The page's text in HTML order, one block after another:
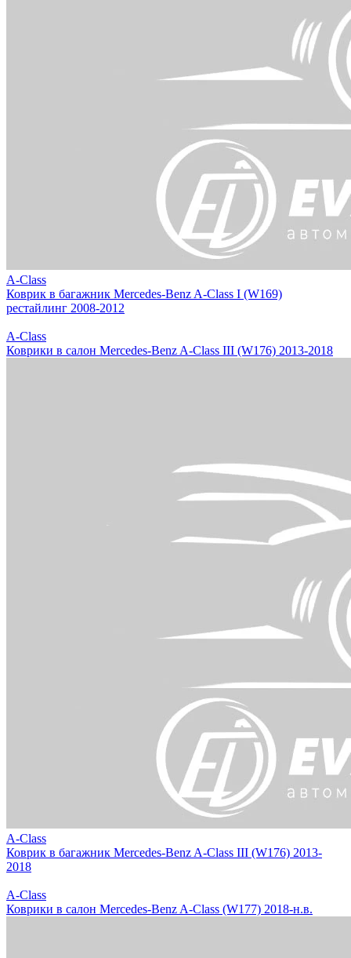
A-Class
Коврик в багажник Mercedes-Benz A-Class I (W169)
рестайлинг 2008-2012
A-Class
Коврики в салон Mercedes-Benz A-Class III (W176) 2013-2018
A-Class
Коврик в багажник Mercedes-Benz A-Class III (W176) 2013-
2018
A-Class
Коврики в салон Mercedes-Benz A-Class (W177) 2018-н.в.